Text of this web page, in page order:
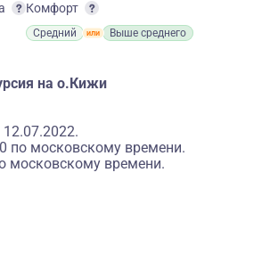
Комфорт
Средний Выше среднего
на о.Кижи
по московскому времени.
московскому времени.